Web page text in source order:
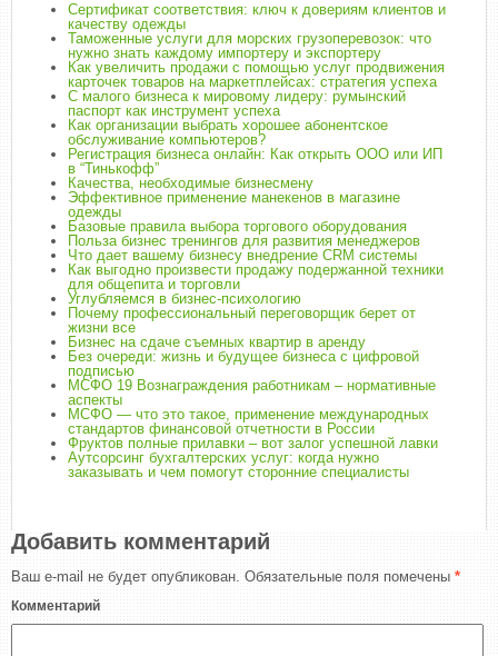
Сертификат соответствия: ключ к довериям клиентов и
качеству одежды
Таможенные услуги для морских грузоперевозок: что
нужно знать каждому импортеру и экспортеру
Как увеличить продажи с помощью услуг продвижения
карточек товаров на маркетплейсах: стратегия успеха
С малого бизнеса к мировому лидеру: румынский
паспорт как инструмент успеха
Как организации выбрать хорошее абонентское
обслуживание компьютеров?
Регистрация бизнеса онлайн: Как открыть ООО или ИП
в “Тинькофф”
Качества, необходимые бизнесмену
Эффективное применение манекенов в магазине
одежды
Базовые правила выбора торгового оборудования
Польза бизнес тренингов для развития менеджеров
Что дает вашему бизнесу внедрение CRM системы
Как выгодно произвести продажу подержанной техники
для общепита и торговли
Углубляемся в бизнес-психологию
Почему профессиональный переговорщик берет от
жизни все
Бизнес на сдаче съемных квартир в аренду
Без очереди: жизнь и будущее бизнеса с цифровой
подписью
МСФО 19 Вознаграждения работникам – нормативные
аспекты
МСФО — что это такое, применение международных
стандартов финансовой отчетности в России
Фруктов полные прилавки – вот залог успешной лавки
Аутсорсинг бухгалтерских услуг: когда нужно
заказывать и чем помогут сторонние специалисты
Добавить комментарий
Ваш e-mail не будет опубликован. Обязательные поля помечены *
Комментарий